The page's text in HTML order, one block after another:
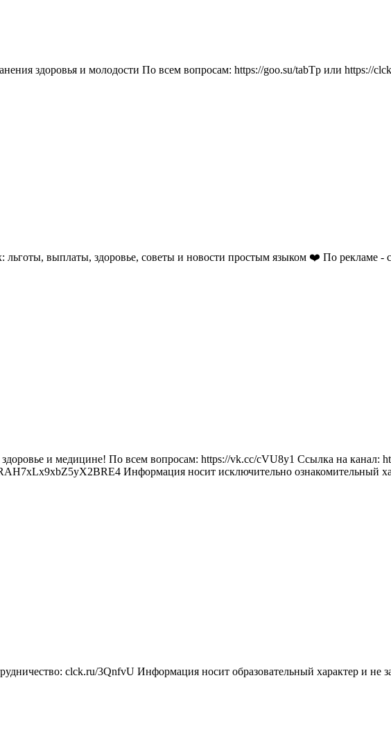
здоровья и молодости По всем вопросам: https://goo.su/tabTp или https://
льготы, выплаты, здоровье, советы и новости простым языком ❤️ По рекламе
и медицине! По всем вопросам: https://vk.cc/cVU8y1 Ссылка на канал:
Информация носит исключительно ознакомительный
clck.ru/3QnfvU Информация носит образовательный характер и не